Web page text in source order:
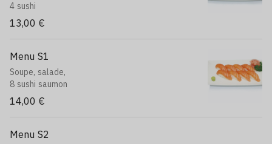
4 sushi
13,00 €
Menu S1
Soupe, salade,
8 sushi saumon
14,00 €
Menu S2